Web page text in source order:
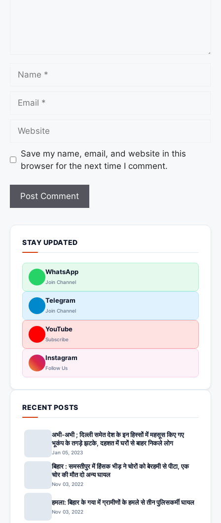
Save my name, email, and website in this
browser for the next time I comment.
STAY UPDATED
WhatsApp
Join Channel
Telegram
Join Channel
YouTube
Subscribe
Instagram
Follow Us
RECENT POSTS
अभी-अभी ; दिल्ली समेत देश के इन हिस्सों में महसूस किए गए
भूकंप के तगड़े झटके, दहशत में घरों से बाहर निकले लोग
Jan 05, 2023
बिहार : समस्तीपुर में हिंसक भीड़ ने चोरों को बेरहमी से पीटा, एक
चोर की मौत दो अन्य घायल
Nov 03, 2022
हमला: बिहार के गया में ग्रामीणों के हमले से तीन पुलिसकर्मी घायल
Nov 03, 2022